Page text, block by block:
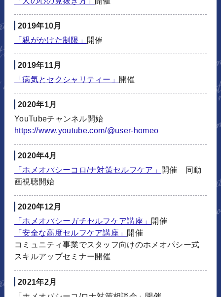
2019年10月
「親がかけた制限」 開催
2019年11月
「病気とセクシャリティー」 開催
2020年1月
YouTubeチャンネル開始
https://www.youtube.com/@user-homeo
2020年4月
「ホメオパシーコロ/ナ対策セルフケア」
開催 同動
画視聴開始
2020年12月
「ホメオパシーガチセルフケア講座」 開催
「安全な高度セルフケア講座」 開催
コミュニティ事業でスタッフ向けのホメオパシー式
スキルアップセミナー開催
2021年2月